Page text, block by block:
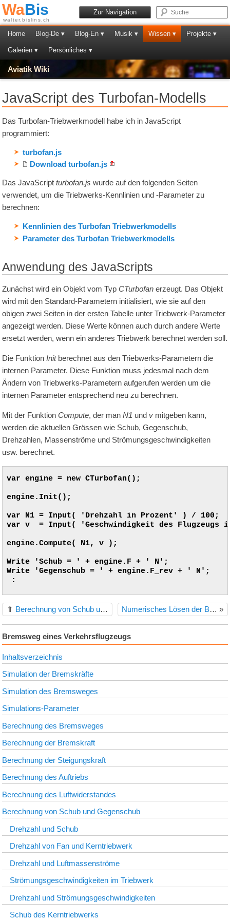
WaBis
walter.bislins.ch
Zur Navigation
Home Blog-De ▾ Blog-En ▾ Musik ▾ Wissen ▾ Projekte ▾
Galerien ▾ Persönliches ▾
Aviatik Wiki
JavaScript des Turbofan-Modells
Das Turbofan-Triebwerkmodell habe ich in JavaScript
programmiert:
turbofan.js
Download turbofan.js
Das JavaScriptturbofan.js wurde auf den folgenden Seiten
verwendet, um die Triebwerks-Kennlinien und -Parameter zu
berechnen:
Kennlinien des Turbofan Triebwerkmodells
Parameter des Turbofan Triebwerkmodells
Anwendung des JavaScripts
Zunächst wird ein Objekt vom TypCTurbofan erzeugt. Das Objekt
wird mit den Standard-Parametern initialisiert, wie sie auf den
obigen zwei Seiten in der ersten Tabelle unter Triebwerk-Parameter
angezeigt werden. Diese Werte können auch durch andere Werte
ersetzt werden, wenn ein anderes Triebwerk berechnet werden soll.
Die FunktionInitberechnet aus den Triebwerks-Parametern die
internen Parameter. Diese Funktion muss jedesmal nach dem
Ändern von Triebwerks-Parametern aufgerufen werden um die
internen Parameter entsprechend neu zu berechnen.
Mit der FunktionCompute, der manN1 und v mitgeben kann,
werden die aktuellen Grössen wie Schub, Gegenschub,
Drehzahlen, Massenströme und Strömungsgeschwindigkeiten
usw. berechnet.
var engine = new CTurbofan();
engine.Init();
var N1 = Input( 'Drehzahl in Prozent' ) / 100;
var v  = Input( 'Geschwindigkeit des Flugzeugs
engine.Compute( N1, v );
Write 'Schub = ' + engine.F + ' N';
Write 'Gegenschub = ' + engine.F_rev + ' N';
:
⇑ Berechnung von Schub und Gegenschub »
Numerisches Lösen der Bewegungsgleichungen
Bremsweg eines Verkehrsflugzeugs
Inhaltsverzeichnis
Simulation der Bremskräfte
Simulation des Bremsweges
Simulations-Parameter
Berechnung des Bremsweges
Berechnung der Bremskraft
Berechnung der Steigungskraft
Berechnung des Auftriebs
Berechnung des Luftwiderstandes
Berechnung von Schub und Gegenschub
Drehzahl und Schub
Drehzahl von Fan und Kerntriebwerk
Drehzahl und Luftmassenströme
Strömungsgeschwindigkeiten im Triebwerk
Drehzahl und Strömungsgeschwindigkeiten
Schub des Kerntriebwerks